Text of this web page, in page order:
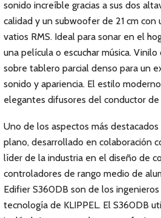
sonido increíble gracias a sus dos
calidad y un subwoofer de 21 cm
vatios RMS. Ideal para sonar en el
una película o escuchar música.
sobre tablero parcial denso para un
sonido y apariencia. El estilo
elegantes difusores del conductor de
Uno de los aspectos más
plano, desarrollado en colaboración
líder de la industria en el diseño de
controladores de rango medio de
Edifier S360DB son de los
tecnología de KLIPPEL. El S360DB